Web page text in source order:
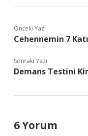
Önceki Yazı
Cehennemin 7
Sonraki Yazı
Demans Testini
6 Yorum